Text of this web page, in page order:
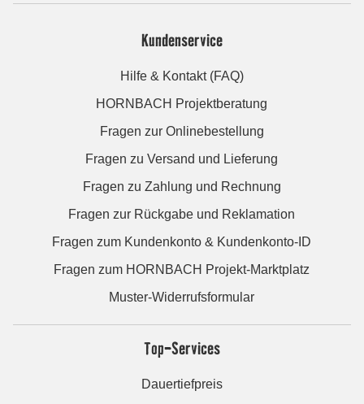
Kundenservice
Hilfe & Kontakt (FAQ)
HORNBACH Projektberatung
Fragen zur Onlinebestellung
Fragen zu Versand und Lieferung
Fragen zu Zahlung und Rechnung
Fragen zur Rückgabe und Reklamation
Fragen zum Kundenkonto & Kundenkonto-ID
Fragen zum HORNBACH Projekt-Marktplatz
Muster-Widerrufsformular
Top-Services
Dauertiefpreis